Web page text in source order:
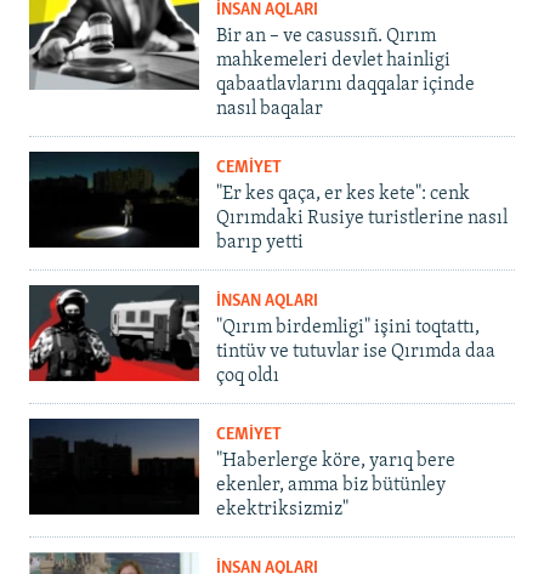
İNSAN AQLARI
Bir an – ve casussıñ. Qırım
mahkemeleri devlet hainligi
qabaatlavlarını daqqalar içinde
nasıl baqalar
CEMİYET
"Er kes qaça, er kes kete": cenk
Qırımdaki Rusiye turistlerine nasıl
barıp yetti
İNSAN AQLARI
"Qırım birdemligi" işini toqtattı,
tintüv ve tutuvlar ise Qırımda daa
çoq oldı
CEMİYET
"Haberlerge köre, yarıq bere
ekenler, amma biz bütünley
ekektriksizmiz"
İNSAN AQLARI